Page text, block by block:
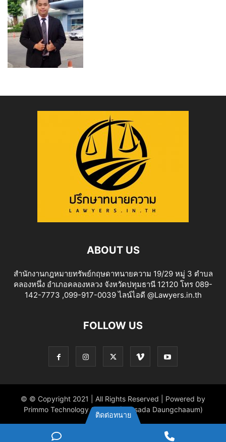
ABOUT US
สำนักงานกฎหมายทรัพย์กฤษดาทนายความ 19/29 หมู่ 3 ตำบล
คลองหนึ่ง อำเภอคลองหลวง จังหวัดปทุมธานี 12120 โทร 089-
142-7773 ,099-917-0039 ไลน์ไอดี @Lawyers.in.th
FOLLOW US
© © Copyright 2021 | All Rights Reserved | Powered by
Primmo Technology Co.,Ltd. (Khitsada Daungchaaum)
ติดต่อทนาย